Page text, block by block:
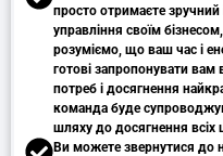
просто отримаєте
управління своїм
розуміємо, що ваш час і
готові запропонувати
потреб і досягнення
команда буде
шляху до досягнення всіх
Ви можете звернутися до